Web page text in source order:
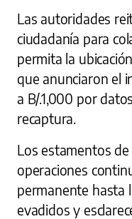
Las autoridades
ciudadanía para
permita la
que anunciaron el
a B/.1,000 por
recaptura.
Los estamentos
operaciones
permanente hasta
evadidos y